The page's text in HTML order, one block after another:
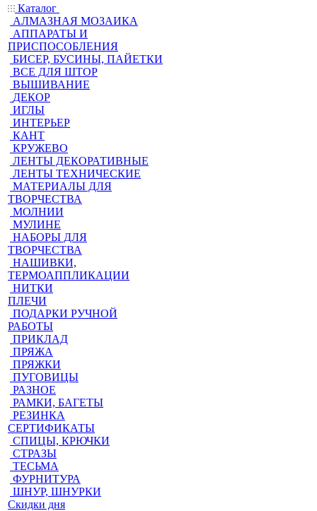
Каталог
АЛМАЗНАЯ МОЗАИКА
АППАРАТЫ И
ПРИСПОСОБЛЕНИЯ
БИСЕР, БУСИНЫ, ПАЙЕТКИ
ВСЕ ДЛЯ ШТОР
ВЫШИВАНИЕ
ДЕКОР
ИГЛЫ
ИНТЕРЬЕР
КАНТ
КРУЖЕВО
ЛЕНТЫ ДЕКОРАТИВНЫЕ
ЛЕНТЫ ТЕХНИЧЕСКИЕ
МАТЕРИАЛЫ ДЛЯ
ТВОРЧЕСТВА
МОЛНИИ
МУЛИНЕ
НАБОРЫ ДЛЯ
ТВОРЧЕСТВА
НАШИВКИ,
ТЕРМОАППЛИКАЦИИ
НИТКИ
ПЛЕЧИ
ПОДАРКИ РУЧНОЙ
РАБОТЫ
ПРИКЛАД
ПРЯЖА
ПРЯЖКИ
ПУГОВИЦЫ
РАЗНОЕ
РАМКИ, БАГЕТЫ
РЕЗИНКА
СЕРТИФИКАТЫ
СПИЦЫ, КРЮЧКИ
СТРАЗЫ
ТЕСЬМА
ФУРНИТУРА
ШНУР, ШНУРКИ
Скидки дня